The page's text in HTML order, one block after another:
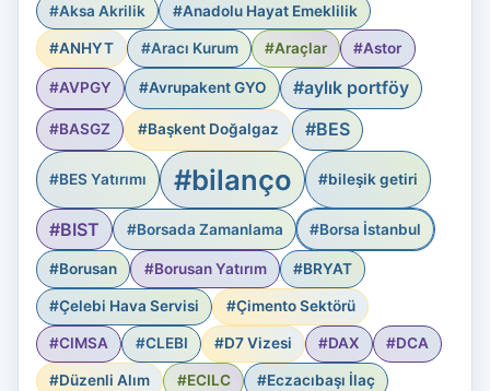
#Aksa Akrilik #Anadolu Hayat Emeklilik
#ANHYT #Aracı Kurum #Araçlar #Astor
#AVPGY #Avrupakent GYO #aylık portföy
#BASGZ #Başkent Doğalgaz #BES
#BES Yatırımı #bilanço #bileşik getiri
#BIST #Borsada Zamanlama #Borsa İstanbul
#Borusan #Borusan Yatırım #BRYAT
#Çelebi Hava Servisi #Çimento Sektörü
#CIMSA #CLEBI #D7 Vizesi #DAX #DCA
#Düzenli Alım #ECILC #Eczacıbaşı İlaç